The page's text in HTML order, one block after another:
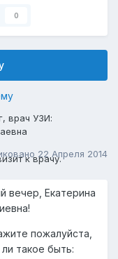
0
врач УЗИ:
к врачу.
22 Апреля 2014
вечер, Екатерина
пожалуйста,
такое быть: